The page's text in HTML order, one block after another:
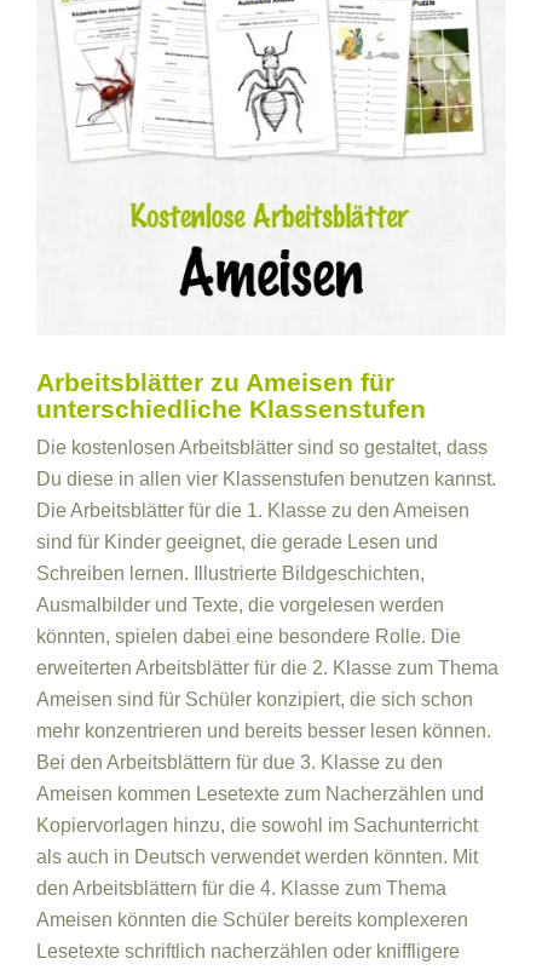
Arbeitsblätter zu Ameisen für
unterschiedliche Klassenstufen
Die kostenlosen Arbeitsblätter sind so gestaltet, dass
Du diese in allen vier Klassenstufen benutzen kannst.
Die Arbeitsblätter für die 1. Klasse zu den Ameisen
sind für Kinder geeignet, die gerade Lesen und
Schreiben lernen. Illustrierte Bildgeschichten,
Ausmalbilder und Texte, die vorgelesen werden
könnten, spielen dabei eine besondere Rolle. Die
erweiterten Arbeitsblätter für die 2. Klasse zum Thema
Ameisen sind für Schüler konzipiert, die sich schon
mehr konzentrieren und bereits besser lesen können.
Bei den Arbeitsblättern für due 3. Klasse zu den
Ameisen kommen Lesetexte zum Nacherzählen und
Kopiervorlagen hinzu, die sowohl im Sachunterricht
als auch in Deutsch verwendet werden könnten. Mit
den Arbeitsblättern für die 4. Klasse zum Thema
Ameisen könnten die Schüler bereits komplexeren
Lesetexte schriftlich nacherzählen oder kniffligere